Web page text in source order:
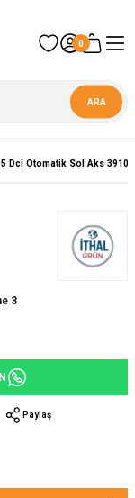
0
ARA
Dci Otomatik Sol Aks
3
Paylaş